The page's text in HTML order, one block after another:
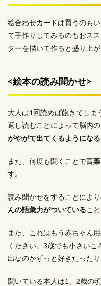
絵合わせカードは買うのも
て手作りしてみるのもおス
ターを描いて作ると盛り上
<絵本の読み聞かせ>
大人は1回読めば飽きてしま
返し読むことによって脳内の
がやがて出てくるようになる
また、何度も聞くことで言
す。
読み聞かせをすることによ
んの語彙力がついているこ
また、これはもう赤ちゃん
ください。3歳でも小さい
出なのかずっと好きだったり
聞いている本人は1、2歳の